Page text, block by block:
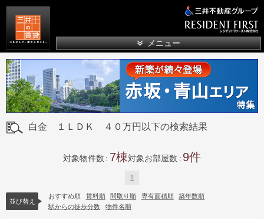
メニュー
白金 １ＬＤＫ ４０万円以下の検索結果
対象物件数 7 対象お部屋数 9
1
並び替え
おすすめ順 賃料順 間取り順 専有面積順
築年数順
駅からの徒歩分数
物件名順